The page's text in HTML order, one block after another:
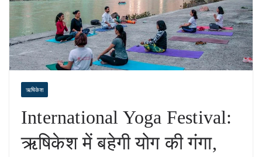
ऋषिकेश
International Yoga Festival:
ऋषिकेश में बहेगी योग की गंगा,